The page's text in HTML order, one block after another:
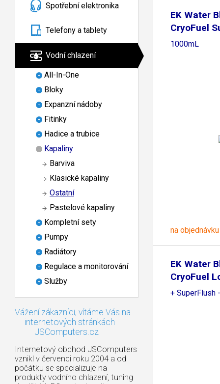
Spotřební elektronika
Telefony a tablety
Vodní chlazení
All-In-One
Bloky
Expanzní nádoby
Fitinky
Hadice a trubice
Kapaliny
Barviva
Klasické kapaliny
Ostatní
Pastelové kapaliny
Kompletní sety
Pumpy
Radiátory
Regulace a monitorování
Služby
Vážení zákazníci, vítáme Vás na
internetových stránkách
JSComputers.cz
Internetový obchod JSComputers
vznikl v červenci roku 2004 a od
počátku se specializuje na
produkty vodního chlazení, tuning
EK Water
CryoFuel
1000mL
na objednávku
EK Water
CryoFuel
+ SuperFlush